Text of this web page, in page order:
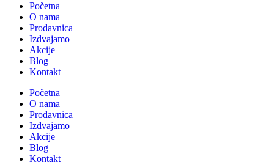
Početna
O nama
Prodavnica
Izdvajamo
Akcije
Blog
Kontakt
Početna
O nama
Prodavnica
Izdvajamo
Akcije
Blog
Kontakt